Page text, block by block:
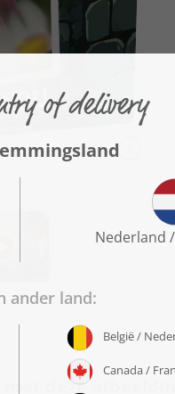
met deze afbeelding